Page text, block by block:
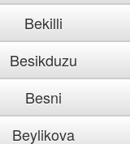
Bekilli
Besikduzu
Besni
Beylikova